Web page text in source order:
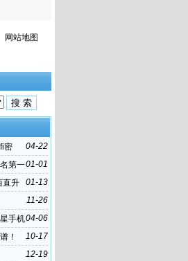
网站地图
04-22
密
01-01
第一
01-13
直升
11-26
04-06
手机
10-17
！
12-19